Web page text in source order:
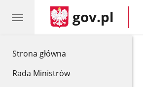
Strona główna
Rada Ministrów
gov.pl